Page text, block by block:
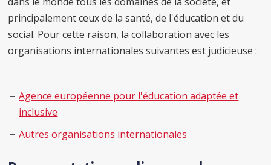
principalement ceux de la santé, de l'éducation et du
social. Pour cette raison, la collaboration avec les
organisations internationales suivantes est judicieuse :
Agence européenne pour l'éducation adaptée et
inclusive
Autres organisations internationales